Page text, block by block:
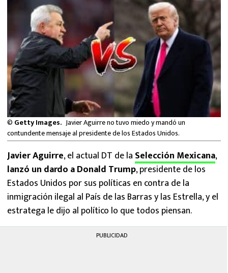
FUTBOL ESTUFA
FÓRMULA 1
BOXEO
LIGA MX
NFL
© Getty Images. Javier Aguirre no tuvo miedo y mandó un
contundente mensaje al presidente de los Estados Unidos.
Javier Aguirre, el actual DT de la Selección Mexicana,
lanzó un dardo a Donald Trump, presidente de los
Estados Unidos por sus políticas en contra de la
inmigración ilegal al País de las Barras y las Estrella, y el
estratega le dijo al político lo que todos piensan.
PUBLICIDAD